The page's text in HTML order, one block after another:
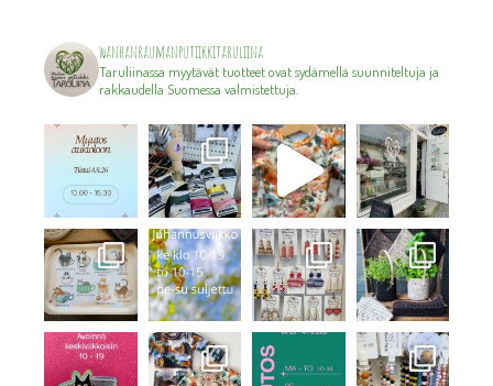
wanhanraumanputiikkitaruliina
Taruliinassa myytävät tuotteet ovat sydämellä suunniteltuja ja
rakkaudella Suomessa valmistettuja.